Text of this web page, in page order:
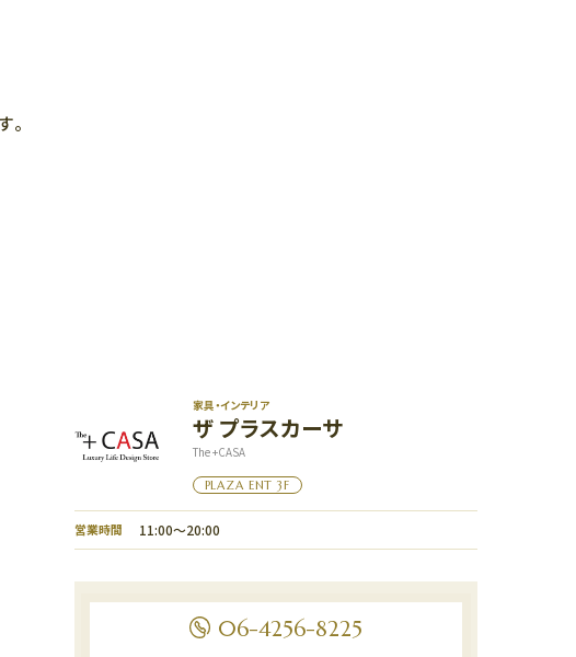
家具・インテリア
ザ プラスカーサ
The +CASA
PLAZA ENT 3F
営業時間 11:00〜20:00
06-4256-8225